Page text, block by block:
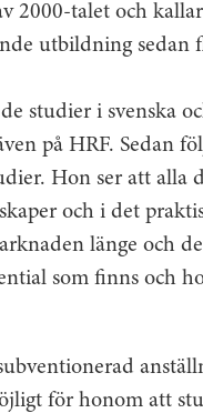
2000-talet och
utbildning sedan
studier i svenska
på HRF. Sedan
Hon ser att alla
och i det
länge och
som finns och
för honom att